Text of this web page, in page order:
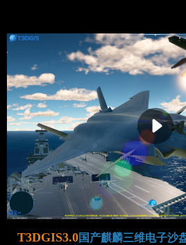
T3DGIS3.0国产麒麟三维电子沙